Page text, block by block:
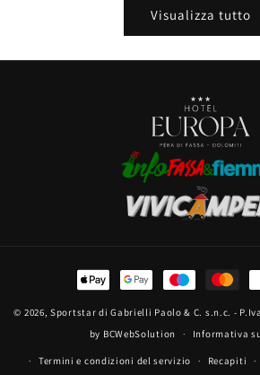
Visualizza tutto
Metodi
di
pagamento
© 2026, Sportstar di Gabrielli Paolo & C. s.n.c. -
by BCWebSolution
Informativa
Termini e condizioni del servizio Recapiti